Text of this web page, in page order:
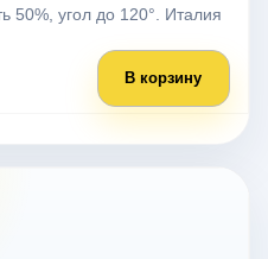
50%, угол до 120°. Италия
В корзину